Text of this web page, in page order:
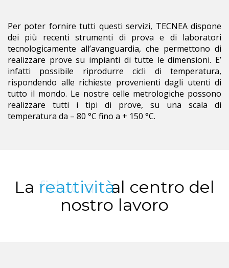
Per poter fornire tutti questi servizi, TECNEA dispone
dei più recenti strumenti di prova e di laboratori
tecnologicamente all’avanguardia, che permettono di
realizzare prove su impianti di tutte le dimensioni. E’
infatti possibile riprodurre cicli di temperatura,
rispondendo alle richieste provenienti dagli utenti di
tutto il mondo. Le nostre celle metrologiche possono
realizzare tutti i tipi di prove, su una scala di
temperatura da – 80 °C fino a + 150 °C.
La reattivitàal centro del
nostro lavoro